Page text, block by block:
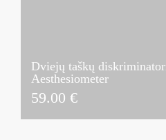
Dviejų taškų
Aesthesiometer
59.00 €